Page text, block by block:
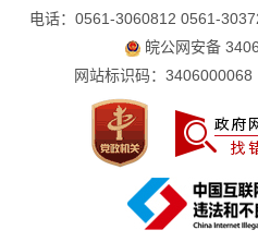
电话：0561-3060812 0561-
皖公网安备
网站标识码：3406000068